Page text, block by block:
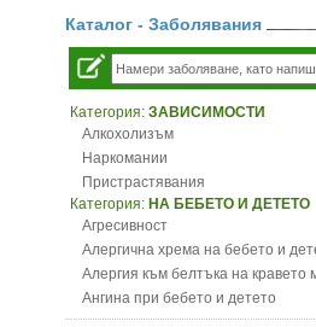
Каталог - Заболявания
Категория: ЗАВИСИМОСТИ
Алкохолизъм
Наркомании
Пристрастявания
Категория: НА БЕБЕТО И ДЕТЕТО
Агресивност
Алергична хрема на бебето и
Алергия към белтъка на кравето
Ангина при бебето и детето
Анемия при бебето и детето